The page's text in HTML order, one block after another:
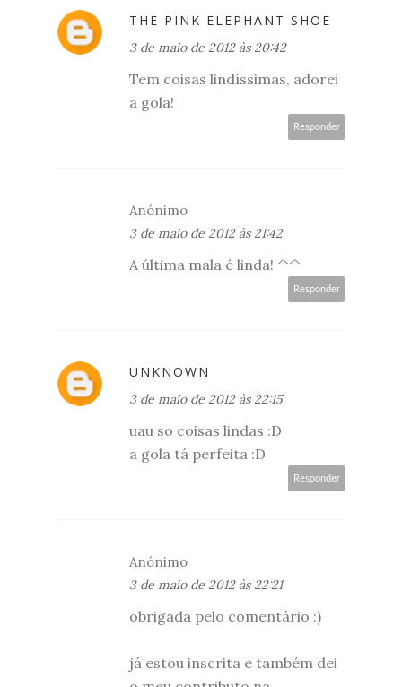
THE PINK ELEPHANT SHOE
3 de maio de 2012 às 20:42
Tem coisas lindíssimas, adorei
a gola!
Responder
Anónimo
3 de maio de 2012 às 21:42
A última mala é linda! ^^
Responder
UNKNOWN
3 de maio de 2012 às 22:15
uau so coisas lindas :D
a gola tá perfeita :D
Responder
Anónimo
3 de maio de 2012 às 22:21
obrigada pelo comentário :)
já estou inscrita e também dei